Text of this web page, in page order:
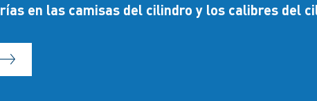
en las camisas del cilindro y los calibres del